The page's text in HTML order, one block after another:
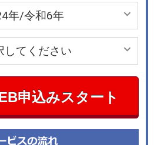
申込みスタート